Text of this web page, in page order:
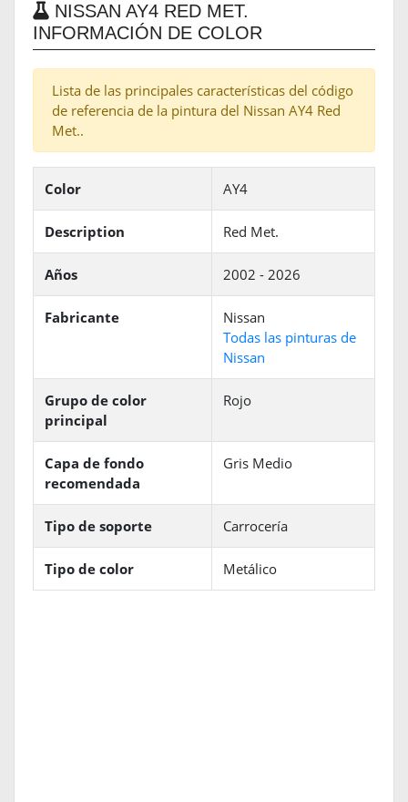
NISSAN AY4 RED MET.
INFORMACIÓN DE COLOR
Lista de las principales características del código
de referencia de la pintura del Nissan AY4 Red
Met..
Color AY4
Description Red Met.
Años 2002 - 2026
Fabricante
Nissan
Todas las pinturas de
Nissan
Grupo de color
principal
Rojo
Capa de fondo
recomendada
Gris Medio
Tipo de soporte Carrocería
Tipo de color Metálico